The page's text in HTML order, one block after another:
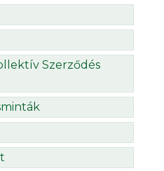
Szerződés